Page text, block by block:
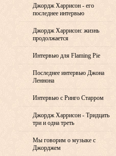
Джордж Харрисон - его
последнее интервью
Джордж Харрисон: жизнь
продолжается
Интервью для Flaming Pie
Последнее интервью Джона
Леннона
Интервью с Ринго Старром
Джордж Харрисон - Тридцать
три и одна треть
Мы говорим о музыке с
Джорджем